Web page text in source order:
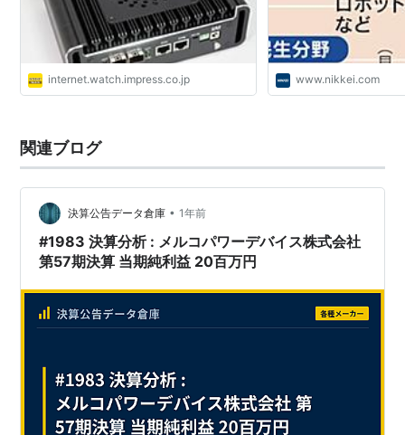
internet.watch.impress.co.jp www.nikkei.com
関連ブログ
決算公告データ倉庫 • 1年前
#1983 決算分析 : メルコパワーデバイス株式会社
第57期決算 当期純利益 20百万円